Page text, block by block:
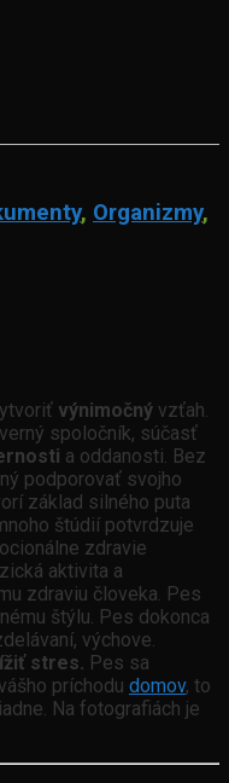
, Organizmy,
výnimočný vzťah.
spoločník, súčasť
a oddanosti. Bez
podporovať svojho
základ silného puta
štúdií potvrdzuje
zdravie
aktivita a
zdraviu človeka. Pes
štýlu. Pes dokonca
výchove.
stres. Pes sa
príchodu domov, to
Na fotografiách je